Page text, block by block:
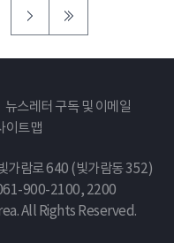
뉴스레터 구독 및 이메일
이트맵
가람로 640 (빛가람동 352)
900-2100, 2200
All Rights Reserved.